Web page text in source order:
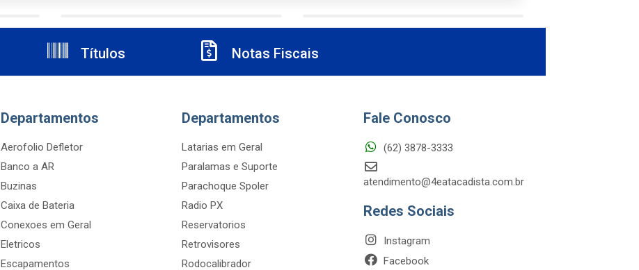
Títulos Notas Fiscais
Departamentos
Aerofolio Defletor
Banco a AR
Buzinas
Caixa de Bateria
Conexoes em Geral
Eletricos
Escapamentos
Departamentos
Latarias em Geral
Paralamas e Suporte
Parachoque Spoler
Radio PX
Reservatorios
Retrovisores
Rodocalibrador
Fale Conosco
(62) 3878-3333
atendimento@4eatacadista.com.br
Redes Sociais
Instagram
Facebook